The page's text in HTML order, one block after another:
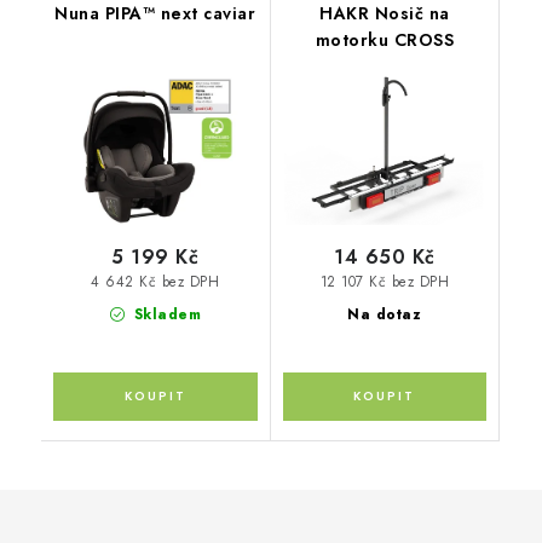
Nuna PIPA™ next caviar
Skladem
4 642 Kč bez DPH
5 199 Kč
HAKR Nosič na
motorku CROSS
Na dotaz
12 107 Kč bez DPH
14 650 Kč